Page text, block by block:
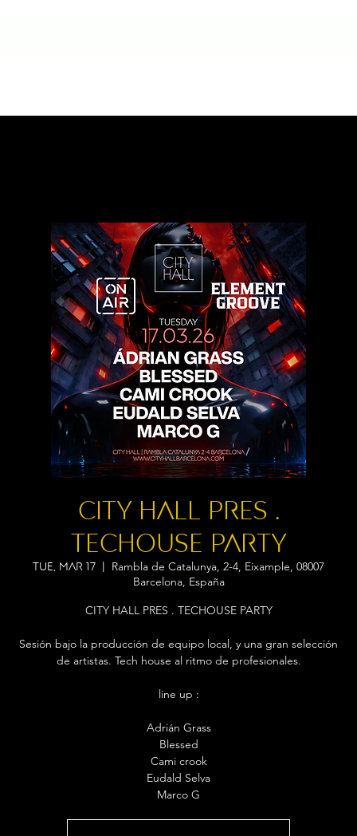
CITY HALL PRES .
TECHOUSE PARTY
Tue, Mar 17
Rambla de Catalunya, 2-4, Eixample, 08007
Barcelona, España
CITY HALL PRES . TECHOUSE PARTY
Sesión bajo la producción de equipo local, y una gran selección
de artistas. Tech house al ritmo de profesionales.
line up :
Adrián Grass
Blessed
Cami crook
Eudald Selva